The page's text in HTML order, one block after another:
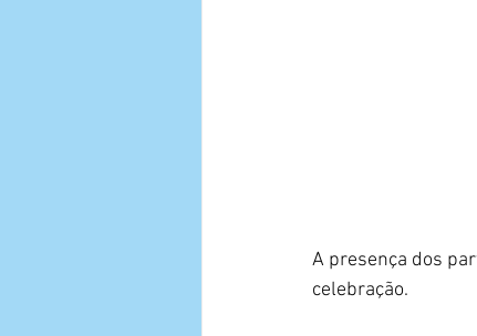
A presença dos
celebração.